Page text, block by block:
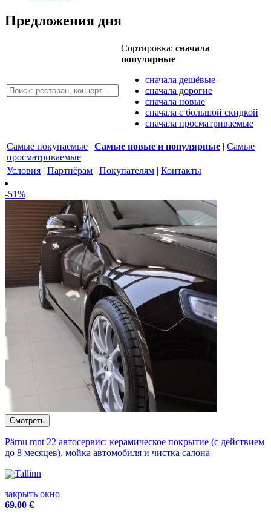
Предложения дня
Сортировка: сначала
популярные
сначала дешёвые
сначала дорогие
сначала новые
сначала с большой скидкой
сначала просматриваемые
Самые покупаемые | Самые новые и популярные | Самые
просматриваемые
Условия | Партнёрам | Покупателям | Контакты
-51%
Pärnu mnt 22 автосервис: керамическое покрытие (с действием
до 8 месяцев), мойка автомобиля и чистка салона
Tallinn
закрыть окно
69.00 €